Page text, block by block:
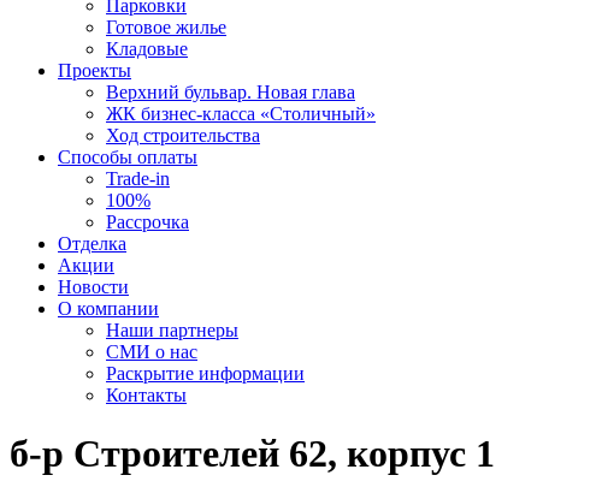
Парковки
Готовое жилье
Кладовые
Проекты
Верхний бульвар. Новая глава
ЖК бизнес-класса «Столичный»
Ход строительства
Способы оплаты
Trade-in
100%
Рассрочка
Отделка
Акции
Новости
О компании
Наши партнеры
СМИ о нас
Раскрытие информации
Контакты
б-р Строителей 62, корпус 1